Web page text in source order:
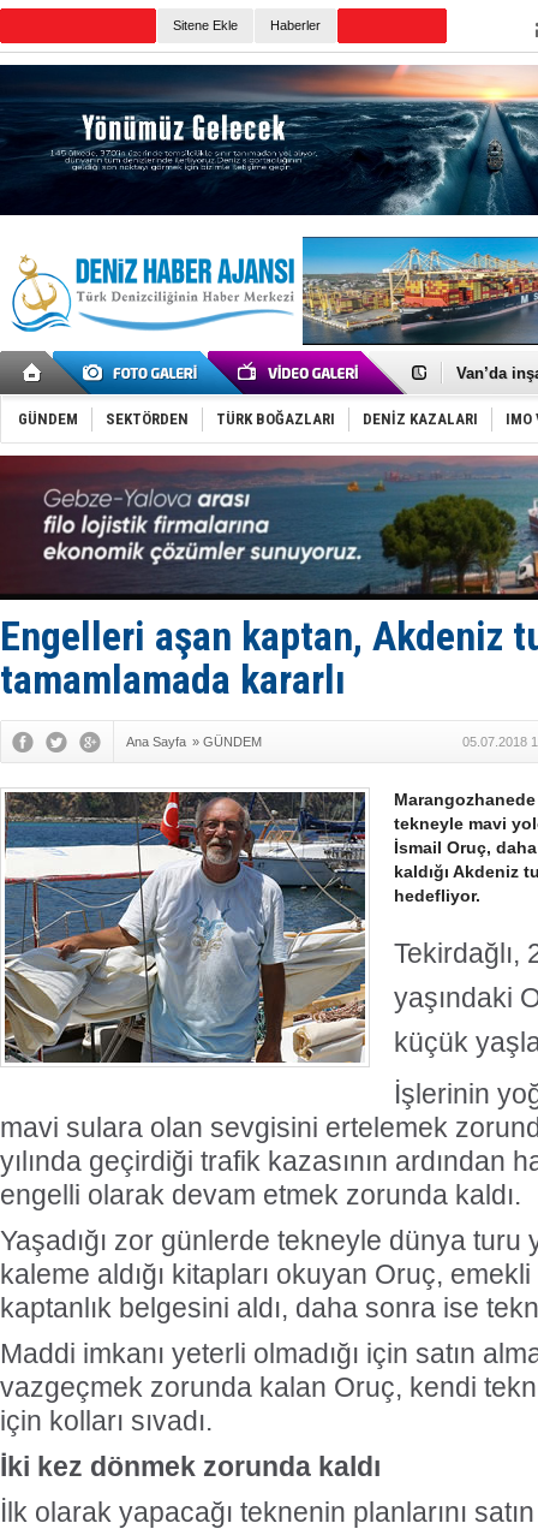
Sitene Ekle Haberler
Van’da
ASEAN ilk
TAYK -
İstanbul
Tersane
İngiliz
FESCO,
DESE,
35 milyon
Yüzyıl
GÜNDEM SEKTÖRDEN TÜRK BOĞAZLARI DENİZ KAZALARI IMO
Engelleri aşan kaptan, Akdeniz
tamamlamada kararlı
Ana Sayfa » GÜNDEM 05.07.2018
tekneyle mavi
İsmail Oruç,
kaldığı Akdeniz
hedefliyor.
Tekirdağlı,
yaşındaki
küçük
İşlerinin
mavi sulara olan sevgisini ertelemek
yılında geçirdiği trafik kazasının ardından
engelli olarak devam etmek zorunda kaldı.
Yaşadığı zor günlerde tekneyle dünya turu
kaleme aldığı kitapları okuyan Oruç,
kaptanlık belgesini aldı, daha sonra ise
Maddi imkanı yeterli olmadığı için satın
vazgeçmek zorunda kalan Oruç, kendi
için kolları sıvadı.
İki kez dönmek zorunda kaldı
İlk olarak yapacağı teknenin planlarını